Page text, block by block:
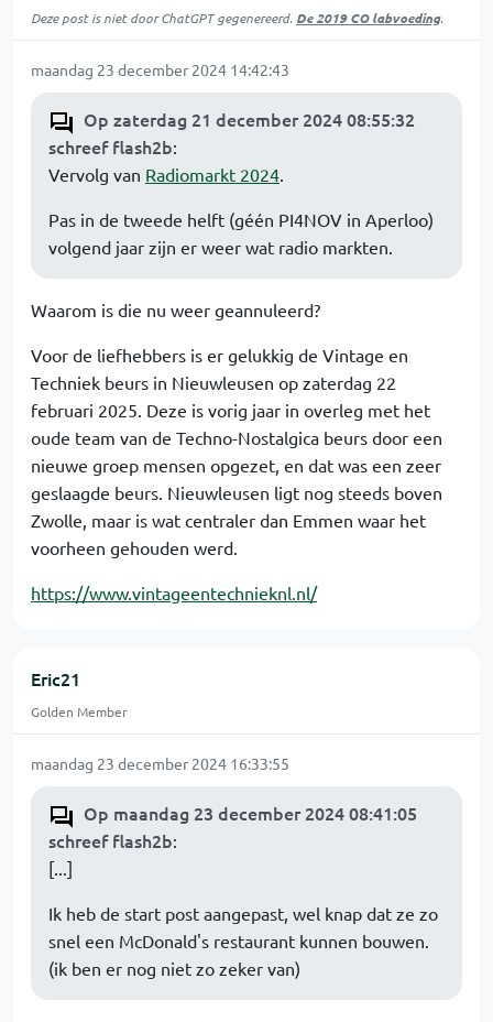
Deze post is niet door ChatGPT gegenereerd. De 2019 CO labvoeding.
maandag 23 december 2024 14:42:43
Op zaterdag 21 december 2024 08:55:32
schreef flash2b:
Vervolg van Radiomarkt 2024.
Pas in de tweede helft (géén PI4NOV in Aperloo)
volgend jaar zijn er weer wat radio markten.
Waarom is die nu weer geannuleerd?
Voor de liefhebbers is er gelukkig de Vintage en
Techniek beurs in Nieuwleusen op zaterdag 22
februari 2025. Deze is vorig jaar in overleg met het
oude team van de Techno-Nostalgica beurs door een
nieuwe groep mensen opgezet, en dat was een zeer
geslaagde beurs. Nieuwleusen ligt nog steeds boven
Zwolle, maar is wat centraler dan Emmen waar het
voorheen gehouden werd.
https://www.vintageentechnieknl.nl/
Eric21
Golden Member
maandag 23 december 2024 16:33:55
Op maandag 23 december 2024 08:41:05
schreef flash2b:
[...]
Ik heb de start post aangepast, wel knap dat ze zo
snel een McDonald's restaurant kunnen bouwen.
(ik ben er nog niet zo zeker van)